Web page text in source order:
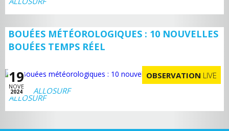
BOUÉES MÉTÉOROLOGIQUES : 10 NOUVELLES
BOUÉES TEMPS RÉEL
19
NOVE
2024
OBSERVATION LIVE
ALLOSURF